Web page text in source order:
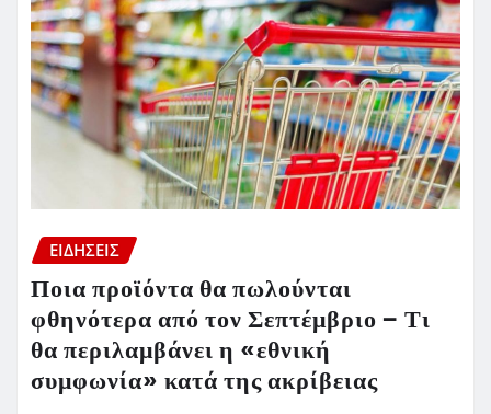
ΕΙΔΗΣΕΙΣ
Ποια προϊόντα θα πωλούνται
φθηνότερα από τον Σεπτέμβριο – Τι
θα περιλαμβάνει η «εθνική
συμφωνία» κατά της ακρίβειας